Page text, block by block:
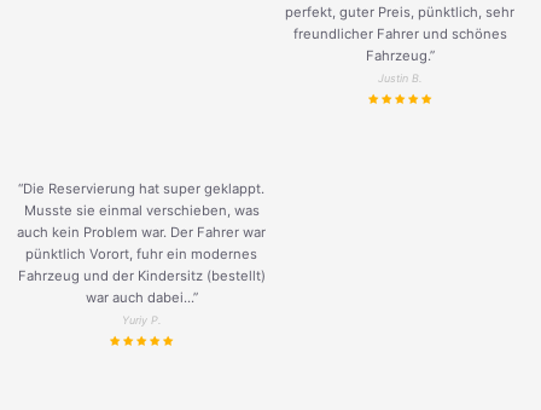
perfekt, guter Preis, pünktlich, sehr
freundlicher Fahrer und schönes
Fahrzeug.”
Justin B.
“Die Reservierung hat super geklappt.
Musste sie einmal verschieben, was
auch kein Problem war. Der Fahrer war
pünktlich Vorort, fuhr ein modernes
Fahrzeug und der Kindersitz (bestellt)
war auch dabei...”
Yuriy P.